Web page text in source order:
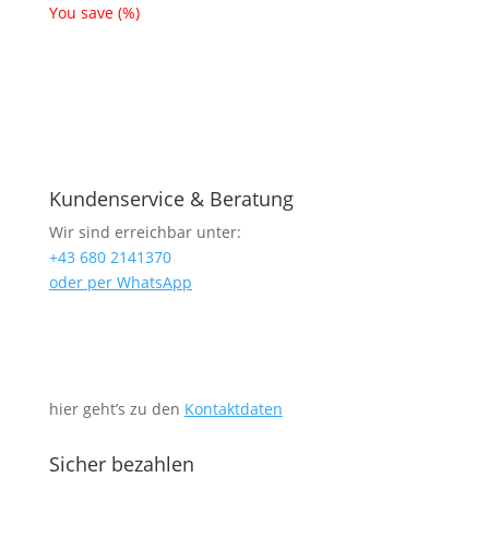
You save (%)
Kundenservice & Beratung
Wir sind erreichbar unter:
+43 680 2141370
oder per WhatsApp
hier geht’s zu den Kontaktdaten
Sicher bezahlen